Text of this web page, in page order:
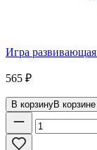
Игра
565 ₽
В корзинуВ корзине